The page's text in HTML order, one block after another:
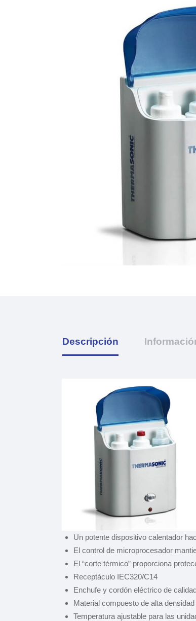
Descripción
Un potente dispositivo calentador
El control de microprocesador
El “corte térmico” proporciona
Receptáculo IEC320/C14
Enchufe y cordón eléctrico de
Material compuesto de alta
Temperatura ajustable para las